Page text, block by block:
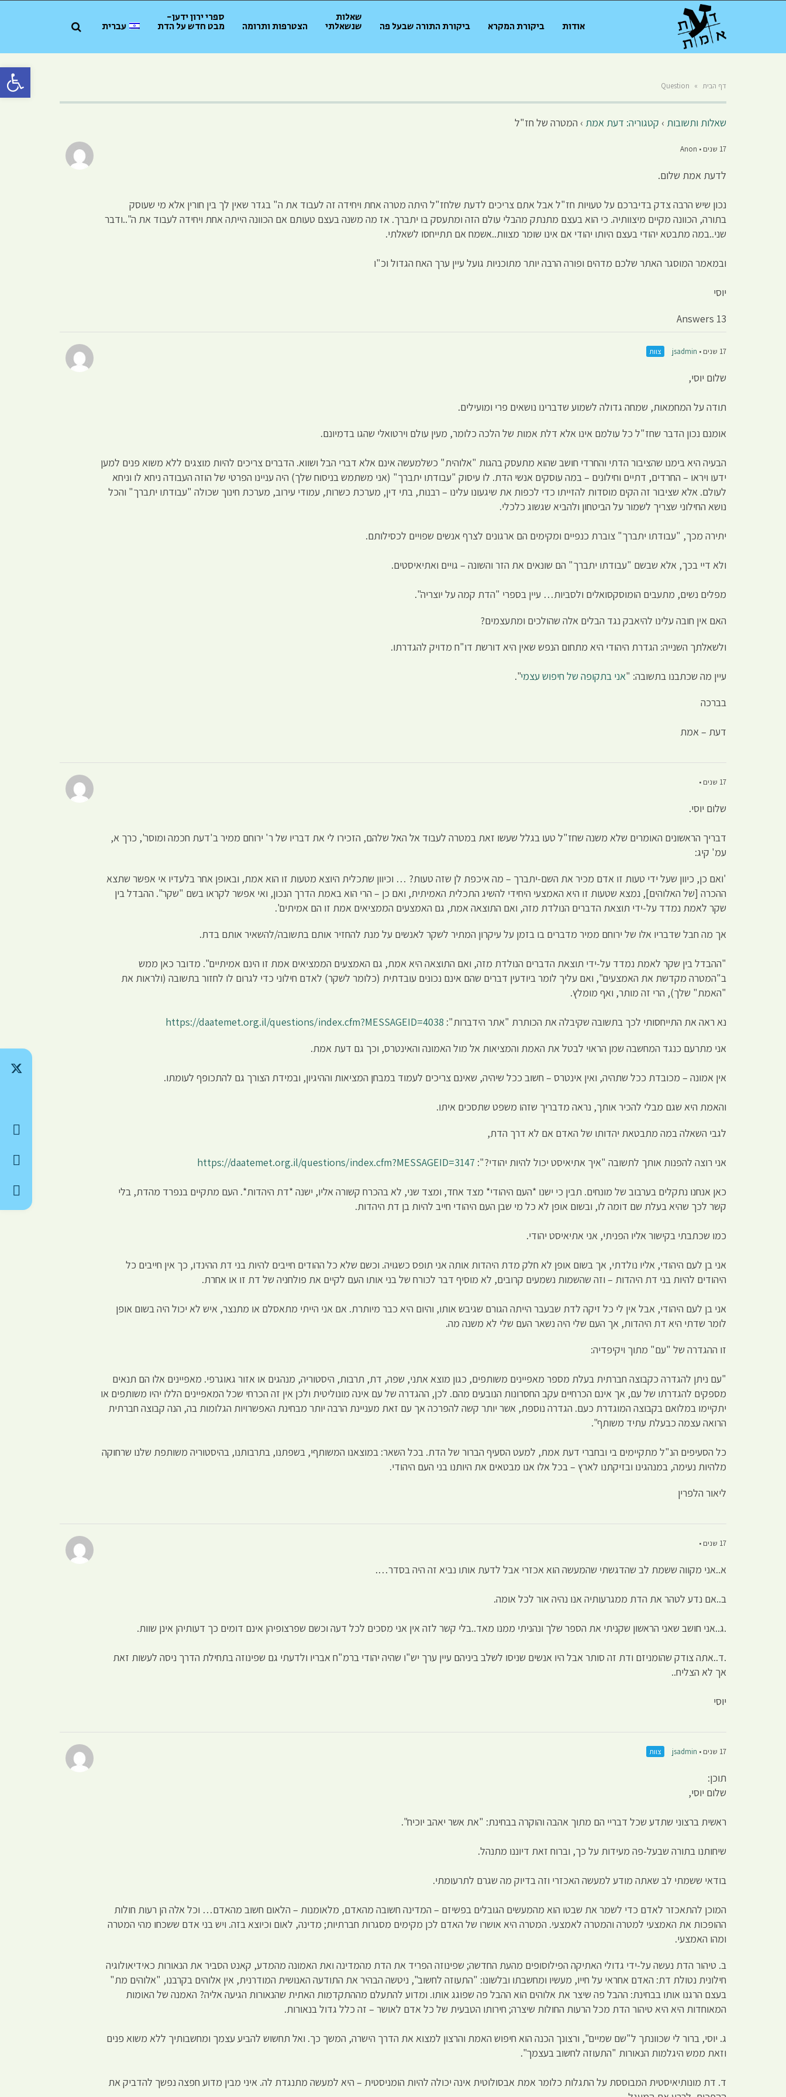
פתח
אודות ביקורת המקרא ביקורת התורה שבעל פה
שאלות
שנשאלתי הצטרפות ותרומה
ספרי ירון ידען-
מבט חדש על הדת עברית
דף הבית »
Question
שאלות ותשובות › קטגוריה: דעת אמת › המטרה של חז"ל
17 שנים • Anon
לדעת אמת שלום.
נכון שיש הרבה צדק בדיברכם על טעויות חז"ל אבל אתם צריכים לדעת שלחז"ל היתה מטרה אחת ויחידה זה לעבוד את ה" בגדר שאין לך בין חורין אלא מי שעוסק
בתורה, הכוונה מקיים מיצוותיה. כי הוא בעצם מתנתק מהבלי עולם הזה ומתעסק בו יתברך. אז מה משנה בעצם טעותם אם הכוונה הייתה אחת ויחידה לעבוד את ה"..ודבר
שני..במה מתבטא יהודי בעצם היותו יהודי אם אינו שומר מצוות..אשמח אם תתייחסו לשאלתי.
ובמאמר המוסגר האתר שלכם מדהים ופורה הרבה יותר מתוכניות גועל עיין ערך האח הגדול וכ"ו
יוסי
13 Answers
17 שנים • jsadmin צוות
שלום יוסי,
תודה על המחמאות, שמחה גדולה לשמוע שדברינו נושאים פרי ומועילים.
אומנם נכון הדבר שחז"ל כל עולמם אינו אלא דלת אמות של הלכה כלומר, מעין עולם וירטואלי שהגו בדמיונם.
הבעיה היא בימנו שהציבור הדתי והחרדי חושב שהוא מתעסק בהגות "אלוהית" כשלמעשה אינם אלא דברי הבל ושווא. הדברים צריכים להיות מוצגים ללא משוא פנים למען
ידעו ויראו – החרדים, דתיים וחילונים – במה עוסקים אנשי הדת. לו עיסוק "עבודתו יתברך" (אני משתמש בניסוח שלך) היה עניינו הפרטי של הוזה העבודה ניחא לו וניחא
לעולם. אלא שציבור זה הקים מוסדות להזייתו כדי לכפות את שיגעונו עלינו – רבנות, בתי דין, מערכת כשרות, עמודי עירוב, מערכת חינוך שכולה "עבודתו יתברך" והכל
נושא החילוני שצריך לשמור על הביטחון ולהביא שגשוג כלכלי.
יתירה מכך, "עבודתו יתברך" צוברת כנפיים ומקימים הם ארגונים לצרף אנשים שפויים לכסילותם.
ולא דיי בכך, אלא שבשם "עבודתו יתברך" הם שונאים את הזר והשונה – גויים ואתיאיסטים.
מפלים נשים, מתעבים הומוסקסואלים ולסביות… עיין בספרי "הדת קמה על יוצריה".
האם אין חובה עלינו להיאבק נגד הבלים אלה שהולכים ומתעצמים?
ולשאלתך השנייה: הגדרת היהודי היא מתחום הנפש שאין היא דורשת דו"ח מדויק להגדרתו.
עיין מה שכתבנו בתשובה: "אני בתקופה של חיפוש עצמי".
בברכה
דעת – אמת
17 שנים •
שלום יוסי.
דבריך הראשונים האומרים שלא משנה שחז"ל טעו בגלל שעשו זאת במטרה לעבוד אל האל שלהם, הזכירו לי את דבריו של ר' ירוחם ממיר ב'דעת חכמה ומוסר', כרך א,
עמ' קיג:
'ואם כן, כיוון שעל ידי טעות זו אדם מכיר את השם-יתברך – מה איכפת לן שזה טעות? … וכיוון שתכלית היוצא מטעות זו הוא אמת, ובאופן אחר בלעדיו אי אפשר שתצא
ההכרה [של האלוהים], נמצא שטעות זו היא האמצעי היחידי להשיג התכלית האמיתית, ואם כן – הרי הוא באמת הדרך הנכון, ואי אפשר לקראו בשם "שקר". ההבדל בין
שקר לאמת נמדד על-ידי תוצאת הדברים הנולדת מזה, ואם התוצאה אמת, גם האמצעים הממציאים אמת זו הם אמיתים'.
אך מה חבל שדבריו אלו של ירוחם ממיר מדברים בו בזמן על עיקרון המתיר לשקר לאנשים על מנת להחזיר אותם בתשובה/להשאיר אותם בדת.
"ההבדל בין שקר לאמת נמדד על-ידי תוצאת הדברים הנולדת מזה, ואם התוצאה היא אמת, גם האמצעים הממציאים אמת זו הינם אמיתיים". מדובר כאן ממש
ב"המטרה מקדשת את האמצעים", ואם עליך לומר ביודעין דברים שהם אינם נכונים עובדתית (כלומר לשקר) לאדם חילוני כדי לגרום לו לחזור בתשובה (ולראות את
"האמת" שלך), הרי זה מותר, ואף מומלץ.
נא ראה את התייחסותי לכך בתשובה שקיבלה את הכותרת "אתר הידברות": https://daatemet.org.il/questions/index.cfm?MESSAGEID=4038
אני מתרעם כנגד המחשבה שמן הראוי לבטל את האמת והמציאות אל מול האמונה והאינטרס, וכך גם דעת אמת.
אין אמונה – מכובדת ככל שתהיה, ואין אינטרס – חשוב ככל שיהיה, שאינם צריכים לעמוד במבחן המציאות וההיגיון, ובמידת הצורך גם להתכופף לעומתו.
והאמת היא שגם מבלי להכיר אותך, נראה מדבריך שזהו משפט שתסכים איתו.
לגבי השאלה במה מתבטאת יהדותו של האדם אם לא דרך הדת,
אני רוצה להפנות אותך לתשובה "איך אתיאיסט יכול להיות יהודי?": https://daatemet.org.il/questions/index.cfm?MESSAGEID=3147
כאן אנחנו נתקלים בערבוב של מונחים. תבין כי ישנו *העם היהודי* מצד אחד, ומצד שני, לא בהכרח קשורה אליו, ישנה *דת היהדות*. העם מתקיים בנפרד מהדת, בלי
קשר לכך שהיא בעלת שם דומה לו, ובשום אופן לא כל מי שבן העם היהודי חייב להיות בן דת היהדות.
כמו שכתבתי בקישור אליו הפניתי, אני אתיאיסט יהודי.
אני בן לעם היהודי, אליו נולדתי, אך בשום אופן לא חלק מדת היהדות אותה אני תופס כשגויה. וכשם שלא כל ההודים חייבים להיות בני דת ההינדו, כך אין חייבים כל
היהודים להיות בני דת היהדות – וזה שהשמות נשמעים קרובים, לא מוסיף דבר לכורח של בני אותו העם לקיים את פולחניה של דת זו או אחרת.
אני בן לעם היהודי, אבל אין לי כל זיקה לדת שבעבר הייתה הגורם שגיבש אותו, והיום היא כבר מיותרת. אם אני הייתי מתאסלם או מתנצר, איש לא יכול היה בשום אופן
לומר שדתי היא דת היהדות, אך העם שלי היה נשאר העם שלי לא משנה מה.
זו ההגדרה של "עם" מתוך ויקיפדיה:
"עם ניתן להגדרה כקבוצה חברתית בעלת מספר מאפיינים משותפים, כגון מוצא אתני, שפה, דת, תרבות, היסטוריה, מנהגים או אזור גאוגרפי. מאפיינים אלו הם תנאים
מספקים להגדרתו של עם, אך אינם הכרחיים עקב החסרונות הנובעים מהם. לכן, ההגדרה של עם אינה מונוליטית ולכן אין זה הכרחי שכל המאפיינים הללו יהיו משותפים או
יתקיימו במלואם בקבוצה המוגדרת כעם. הגדרה נוספת, אשר יותר קשה להפרכה אך עם זאת מעניינת הרבה יותר מבחינת האפשרויות הגלומות בה, הנה קבוצה חברתית
הרואה עצמה כבעלת עתיד משותף".
כל הסעיפים הנ"ל מתקיימים בי ובחברי דעת אמת, למעט הסעיף הברור של הדת. בכל השאר: במוצאנו המשותףי, בשפתנו, בתרבותנו, בהיסטוריה משותפת שלנו שרחוקה
מלהיות נעימה, במנהגינו ובזיקתנו לארץ – בכל אלו אנו מבטאים את היותנו בני העם היהודי.
ליאור הלפרין
17 שנים •
א..אני מקווה ששמת לב שהדגשתי שהמעשה הוא אכזרי אבל לדעת אותו נביא זה היה בסדר….
ב..אם נדע לטהר את הדת ממגרעותיה אנו נהיה אור לכל אומה.
.ג..אני חושב שאני הראשון שקניתי את הספר שלך ונהניתי ממנו מאד..בלי קשר לזה אין אני מסכים לכל דעה וכשם שפרצופיהן אינם דומים כך דעותיהן אינן שוות.
.ד..אתה צודק שהומניזם ודת זה סותר אבל היו אנשים שניסו לשלב ביניהם עיין ערך יש"ו שהיה יהודי ברמ"ח אבריו ולדעתי גם שפינוזה בתחילת הדרך ניסה לעשות זאת
אך לא הצליח..
יוסי
17 שנים • jsadmin צוות
תוכן:
שלום יוסי,
ראשית ברצוני שתדע שכל דבריי הם מתוך אהבה והוקרה בבחינת: "את אשר יאהב יוכיח".
שיחותנו בתורה שבעל-פה מעידות על כך, וברוח זאת דיוננו מתנהל.
בודאי ששמתי לב שאתה מודע למעשה האכזרי וזה בדיוק מה שגרם לתרעומתי.
המוכן להתאכזר לאדם כדי לשמר את שבטו הוא מהמעשים הגובלים בפשיזם – המדינה חשובה מהאדם, מלאומנות – הלאום חשוב מהאדם… וכל אלה הן רעות חולות
ההופכות את האמצעי למטרה והמטרה לאמצעי. המטרה היא אושרו של האדם לכן מקימים מסגרות חברתיות; מדינה, לאום וכיוצא בזה. ויש בני אדם ששכחו מהי המטרה
ומהו האמצעי.
ב. טיהור הדת נעשה על-ידי גדולי האתיקה הפילוסופים מהעת החדשה; שפינוזה הפריד את הדת מהמדינה ואת האמונה מהמדע, קאנט הסביר את הנאורות כאידיאולוגיה
חילונית נטולת דת: האדם אחראי על חייו, מעשיו ומחשבתו ובלשונו: "התעוזה לחשוב", ניטשה הבהיר את התודעה האנושית המודרנית, אין אלוהים בקרבנו, "אלוהים מת"
בעצם הרגנו אותו בבחינת: ההבל פה שיצר את אלוהים הוא ההבל פה שפוגג אותו. ומדוע להתעלם מההתקדמות האתית שהנאורות הגיעה אליה? האמנה של האומות
המאוחדות היא היא טיהור הדת מכל הרעות החולות שיצרה; חירותו הטבעית של כל אדם לאושר – זה כלל גדול בנאורות.
ג. יוסי, ברור לי שכוונתך ל"שם שמיים", ורצונך הכנה הוא חיפוש האמת והרצון למצוא את הדרך הישרה, המשך כך. ואל תחשוש להביע עצמך ומחשבותיך ללא משוא פנים
וזאת ממש היגלמות הנאורות "התעוזה לחשוב בעצמך".
ד. דת מונותיאיסטית המבוססת על התגלות כלומר אמת אבסולוטית אינה יכולה להיות הומניסטית – היא למעשה מתנגדת לה. איני מבין מדוע חפצה נפשך להדביק את